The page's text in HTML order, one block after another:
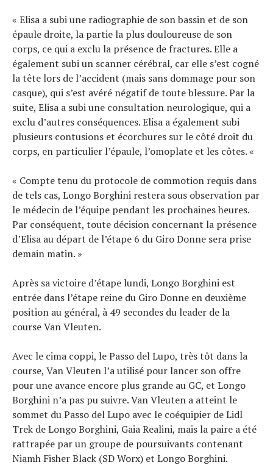
« Elisa a subi une radiographie de son bassin et de son
épaule droite, la partie la plus douloureuse de son
corps, ce qui a exclu la présence de fractures. Elle a
également subi un scanner cérébral, car elle s’est cogné
la tête lors de l’accident (mais sans dommage pour son
casque), qui s’est avéré négatif de toute blessure. Par la
suite, Elisa a subi une consultation neurologique, qui a
exclu d’autres conséquences. Elisa a également subi
plusieurs contusions et écorchures sur le côté droit du
corps, en particulier l’épaule, l’omoplate et les côtes. «
« Compte tenu du protocole de commotion requis dans
de tels cas, Longo Borghini restera sous observation par
le médecin de l’équipe pendant les prochaines heures.
Par conséquent, toute décision concernant la présence
d’Elisa au départ de l’étape 6 du Giro Donne sera prise
demain matin. »
Après sa victoire d’étape lundi, Longo Borghini est
entrée dans l’étape reine du Giro Donne en deuxième
position au général, à 49 secondes du leader de la
course Van Vleuten.
Avec le cima coppi, le Passo del Lupo, très tôt dans la
course, Van Vleuten l’a utilisé pour lancer son offre
pour une avance encore plus grande au GC, et Longo
Borghini n’a pas pu suivre. Van Vleuten a atteint le
sommet du Passo del Lupo avec le coéquipier de Lidl
Trek de Longo Borghini, Gaia Realini, mais la paire a été
rattrapée par un groupe de poursuivants contenant
Niamh Fisher Black (SD Worx) et Longo Borghini.